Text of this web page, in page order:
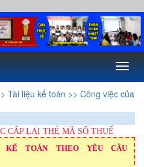
Toggle
Tài liệu kế toán >> Công việc của
CẤP LẠI THẺ MÃ SỐ THUẾ
KẾ TOÁN THEO YÊU CẦU